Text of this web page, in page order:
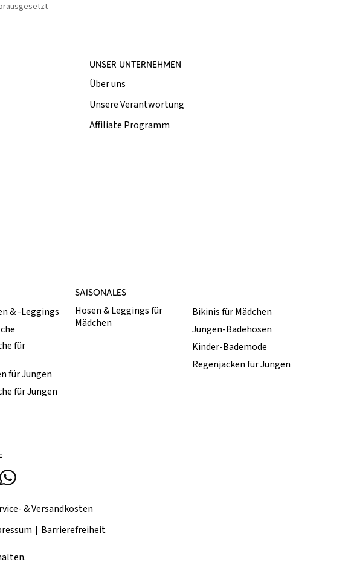
UNSER UNTERNEHMEN
Über uns
Unsere Verantwortung
Affiliate Programm
SAISONALES
& -Leggings
für
für Jungen
für Jungen
Hosen & Leggings für
Mädchen
Bikinis für Mädchen
Jungen-Badehosen
Kinder-Bademode
Regenjacken für Jungen
& Versandkosten
Barrierefreiheit